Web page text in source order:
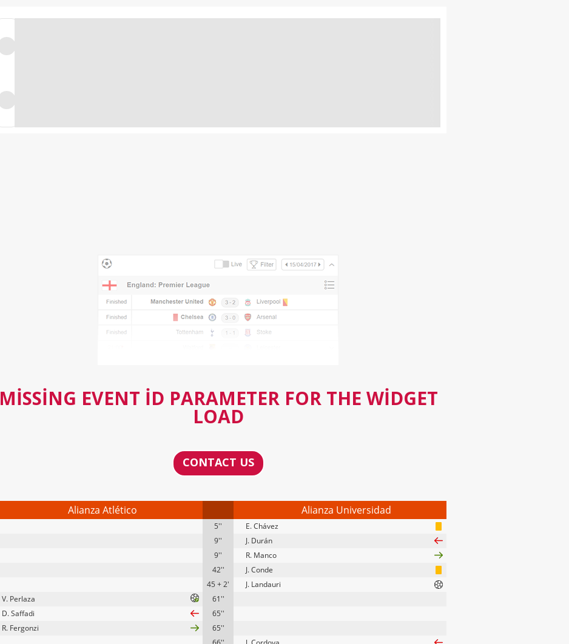
MISSING EVENT ID PARAMETER FOR THE WIDGET
LOAD
CONTACT US
Alianza Atlético Alianza Universidad
5''
E. Chávez
9''
J. Durán
9''
R. Manco
42''
J. Conde
45 + 2'
J. Landauri
V. Perlaza
61''
D. Saffadi
65''
R. Fergonzi
65''